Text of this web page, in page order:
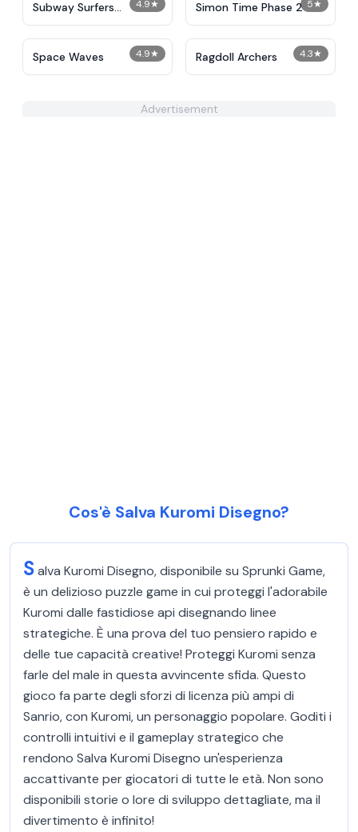
4.9★
Subway Surfers
Unblocked
5★
Simon Time Phase 2
4.9★
Space Waves 4.3★
Ragdoll Archers
Advertisement
Cos'è Salva Kuromi Disegno?
Salva Kuromi Disegno, disponibile su Sprunki Game,
è un delizioso puzzle game in cui proteggi l'adorabile
Kuromi dalle fastidiose api disegnando linee
strategiche. È una prova del tuo pensiero rapido e
delle tue capacità creative! Proteggi Kuromi senza
farle del male in questa avvincente sfida. Questo
gioco fa parte degli sforzi di licenza più ampi di
Sanrio, con Kuromi, un personaggio popolare. Goditi i
controlli intuitivi e il gameplay strategico che
rendono Salva Kuromi Disegno un'esperienza
accattivante per giocatori di tutte le età. Non sono
disponibili storie o lore di sviluppo dettagliate, ma il
divertimento è infinito!